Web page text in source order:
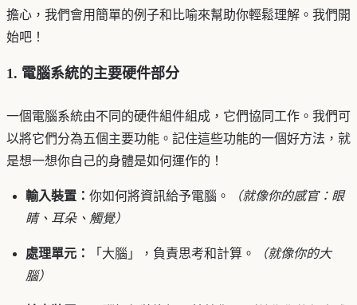
擔心，我們會用簡單的例子和比喻來幫助你輕鬆理解。我們開
始吧！
1. 電腦系統的主要硬件部分
一個電腦系統由不同的硬件組件組成，它們協同工作。我們可
以將它們分為五個主要功能。記住這些功能的一個好方法，就
是想一想你自己的身體是如何運作的！
輸入裝置： 你如何將資訊給予電腦。
（就像你的感官：眼
睛、耳朵、觸覺）
處理單元： 「大腦」，負責思考和計算。
（就像你的大
腦）